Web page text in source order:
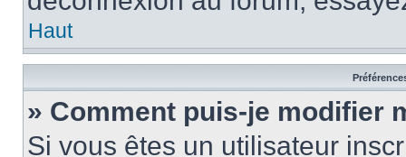
Haut
» Comment puis-je modifier
Si vous êtes un utilisateur